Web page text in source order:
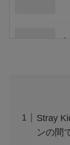
Stray
ンの間